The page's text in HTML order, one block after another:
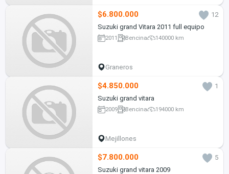
$6.800.000
12
Suzuki grand Vitara 2011 full equipo
2011 Bencina 140000 km
Graneros
$4.850.000
1
Suzuki grand vitara
2009 Bencina 194000 km
Mejillones
$7.800.000
5
Suzuki grand vitara 2009